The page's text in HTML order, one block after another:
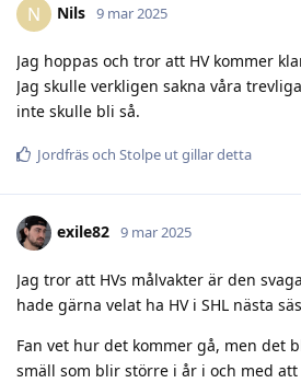
N Nils 9 mar 2025
Jag hoppas och tror att HV kommer
Jag skulle verkligen sakna våra
inte skulle bli så.
Jordfräsoch Stolpe utgillar detta
exile82 9 mar 2025
Jag tror att HVs målvakter är den
hade gärna velat ha HV i SHL nästa
Fan vet hur det kommer gå, men det
smäll som blir större i år i och med